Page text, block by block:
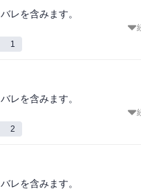
レを含みます。
ら、
ると、
てもいいのだよ。
しれないけど、
ランスをとるから、
の人がいい人になってくれる。
1
レを含みます。
になる。気づいてない歪んだ
けで脳がストレスを帯電し
ると、その電気で神経活動が
人ができないことができる、
2
レを含みます。